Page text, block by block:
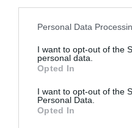
Personal Data
I want to opt-out of the
personal data.
Opted In
I want to opt-out of the
Personal Data.
Opted In
Unit, República
xarxa de distribuïdors i
països del món.
Afegir